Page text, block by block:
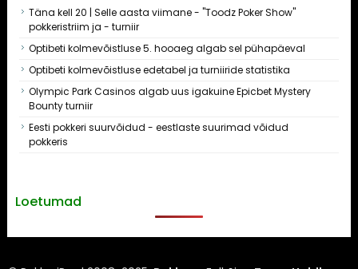
Täna kell 20 | Selle aasta viimane - "Toodz Poker Show"
pokkeristriim ja - turniir
Optibeti kolmevõistluse 5. hooaeg algab sel pühapäeval
Optibeti kolmevõistluse edetabel ja turniiride statistika
Olympic Park Casinos algab uus igakuine Epicbet Mystery
Bounty turniir
Eesti pokkeri suurvõidud - eestlaste suurimad võidud
pokkeris
Loetumad